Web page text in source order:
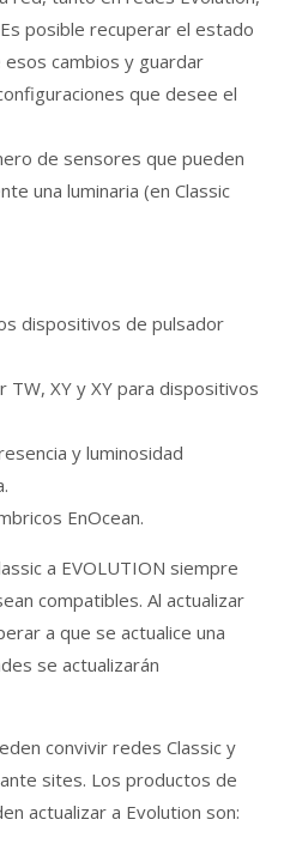
posible recuperar el estado
cambios y guardar
que desee el
de sensores que pueden
una luminaria (en Classic
dispositivos de pulsador
XY y XY para dispositivos
y luminosidad
EnOcean.
a EVOLUTION siempre
compatibles. Al actualizar
a que se actualice una
se actualizarán
convivir redes Classic y
sites. Los productos de
actualizar a Evolution son: